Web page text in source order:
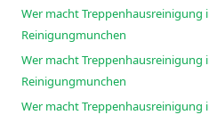
Wer macht Treppenhausreinigung
Reinigungmunchen
Wer macht Treppenhausreinigung
Reinigungmunchen
Wer macht Treppenhausreinigung